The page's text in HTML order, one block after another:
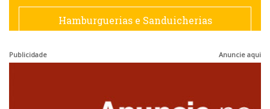
Francesa
Hamburguerias e Sanduicherias
Publicidade Anuncie aqui